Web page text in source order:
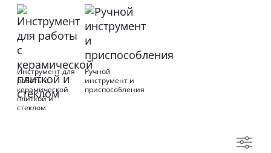
Инструмент для
работы с
керамической
плиткой и
стеклом
Ручной
инструмент и
приспособления